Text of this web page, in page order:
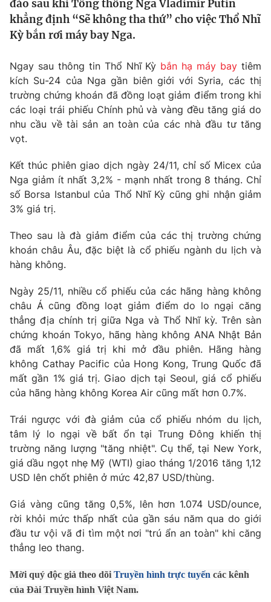
Tin tức
Thế giới đó đây
Câu chuyện quốc tế
Kinh tế
Thị trường
Góc doanh nghiệp
Dữ liệu và đời sống
Truyền hình
Phim VTV
Hậu trường
Nhân vật
Khán giả
Giải trí
Điện ảnh
Âm nhạc
Sao
Đời sống
Du lịch
Làm đẹp
Chất lượng cuộc sống
Giáo dục
Học trực tuyến
Công nghệ
Hitech Công nghệ tương lai
Sản phẩm
Thị trường
Tư vấn
Giao lưu trực tuyến
Lịch phát sóng
Chuyên mục khác
Emagazine Podcast
Video Shorts video
VTV Money VTV Thể thao
VTV Sức khoẻ Bất động sản
Thị trường 24h
VTV4 Vươn mình bằng AI
đảo sau khi Tổng thống Nga Vladimir Putin
khẳng định “Sẽ không tha thứ” cho việc Thổ Nhĩ
Kỳ bắn rơi máy bay Nga.
Ngay sau thông tin Thổ Nhĩ Kỳ bắn hạ máy bay tiêm
kích Su-24 của Nga gần biên giới với Syria, các thị
trường chứng khoán đã đồng loạt giảm điểm trong khi
các loại trái phiếu Chính phủ và vàng đều tăng giá do
nhu cầu về tài sản an toàn của các nhà đầu tư tăng
vọt.
Kết thúc phiên giao dịch ngày 24/11, chỉ số Micex của
Nga giảm ít nhất 3,2% - mạnh nhất trong 8 tháng. Chỉ
số Borsa Istanbul của Thổ Nhĩ Kỳ cũng ghi nhận giảm
3% giá trị.
Theo sau là đà giảm điểm của các thị trường chứng
khoán châu Âu, đặc biệt là cổ phiếu ngành du lịch và
hàng không.
Ngày 25/11, nhiều cổ phiếu của các hãng hàng không
châu Á cũng đồng loạt giảm điểm do lo ngại căng
thẳng địa chính trị giữa Nga và Thổ Nhĩ kỳ. Trên sàn
chứng khoán Tokyo, hãng hàng không ANA Nhật Bản
đã mất 1,6% giá trị khi mở đầu phiên. Hãng hàng
không Cathay Pacific của Hong Kong, Trung Quốc đã
mất gần 1% giá trị. Giao dịch tại Seoul, giá cổ phiếu
của hãng hàng không Korea Air cũng mất hơn 0.7%.
Trái ngược với đà giảm của cổ phiếu nhóm du lịch,
tâm lý lo ngại về bất ổn tại Trung Đông khiến thị
trường năng lượng "tăng nhiệt". Cụ thể, tại New York,
giá dầu ngọt nhẹ Mỹ (WTI) giao tháng 1/2016 tăng 1,12
USD lên chốt phiên ở mức 42,87 USD/thùng.
Giá vàng cũng tăng 0,5%, lên hơn 1.074 USD/ounce,
rời khỏi mức thấp nhất của gần sáu năm qua do giới
đầu tư vội vã đi tìm một nơi "trú ẩn an toàn" khi căng
thẳng leo thang.
Mời quý độc giả theo dõi Truyền hình trực tuyến các kênh
của Đài Truyền hình Việt Nam.